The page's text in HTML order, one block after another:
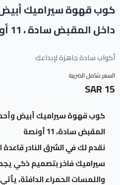
كوب قهوة سيراميك
داخل المقبض سادة ، 11 أونصة
أكواب سادة جاهزة لإبداعك
السعر شامل الضريبة
15 SAR
كوب قهوة سيراميك أبيض
المقبض سادة، 11 أونصة
نقدم لك في الشرق النادر قاعدة
سيراميك فاخر بتصميم ذكي
واللمسات الحمراء الدافئة،